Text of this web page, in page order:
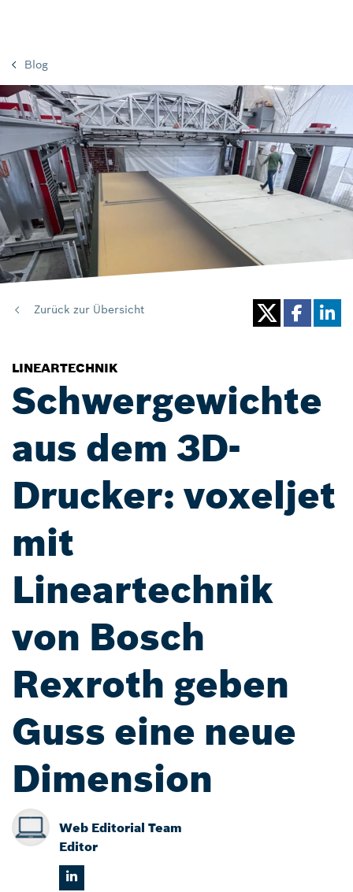
Blog
Zurück zur Übersicht
LINEARTECHNIK
Schwergewichte
aus dem 3D-
Drucker: voxeljet
mit
Lineartechnik
von Bosch
Rexroth geben
Guss eine neue
Dimension
Web Editorial Team
Editor